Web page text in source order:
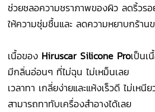
ช่วยชลอความชราภาพของผิว ลดริ้วร
ให้ความชุ่มชื้นและ ลดความหยาบกร้า
เนื้อของ Hiruscar Silicone Proเป็นเ
มีกลิ่นอ่อนๆ ที่ไม่ฉุน ไม่เหม็นเลย
เวลาทา เกลี่ยง่ายและแห้งเร็วดี ไม่เหนีย
สามารถทาทับเครื่องสำอางได้เลย